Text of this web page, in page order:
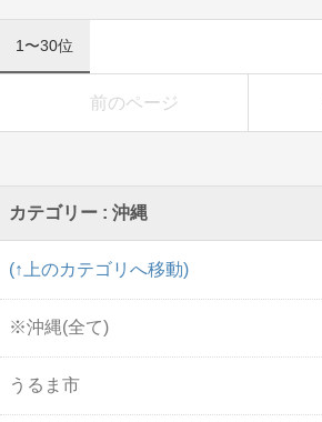
1〜30位
前のページ
カテゴリー : 沖縄
(↑上のカテゴリへ移動)
※沖縄(全て)
うるま市